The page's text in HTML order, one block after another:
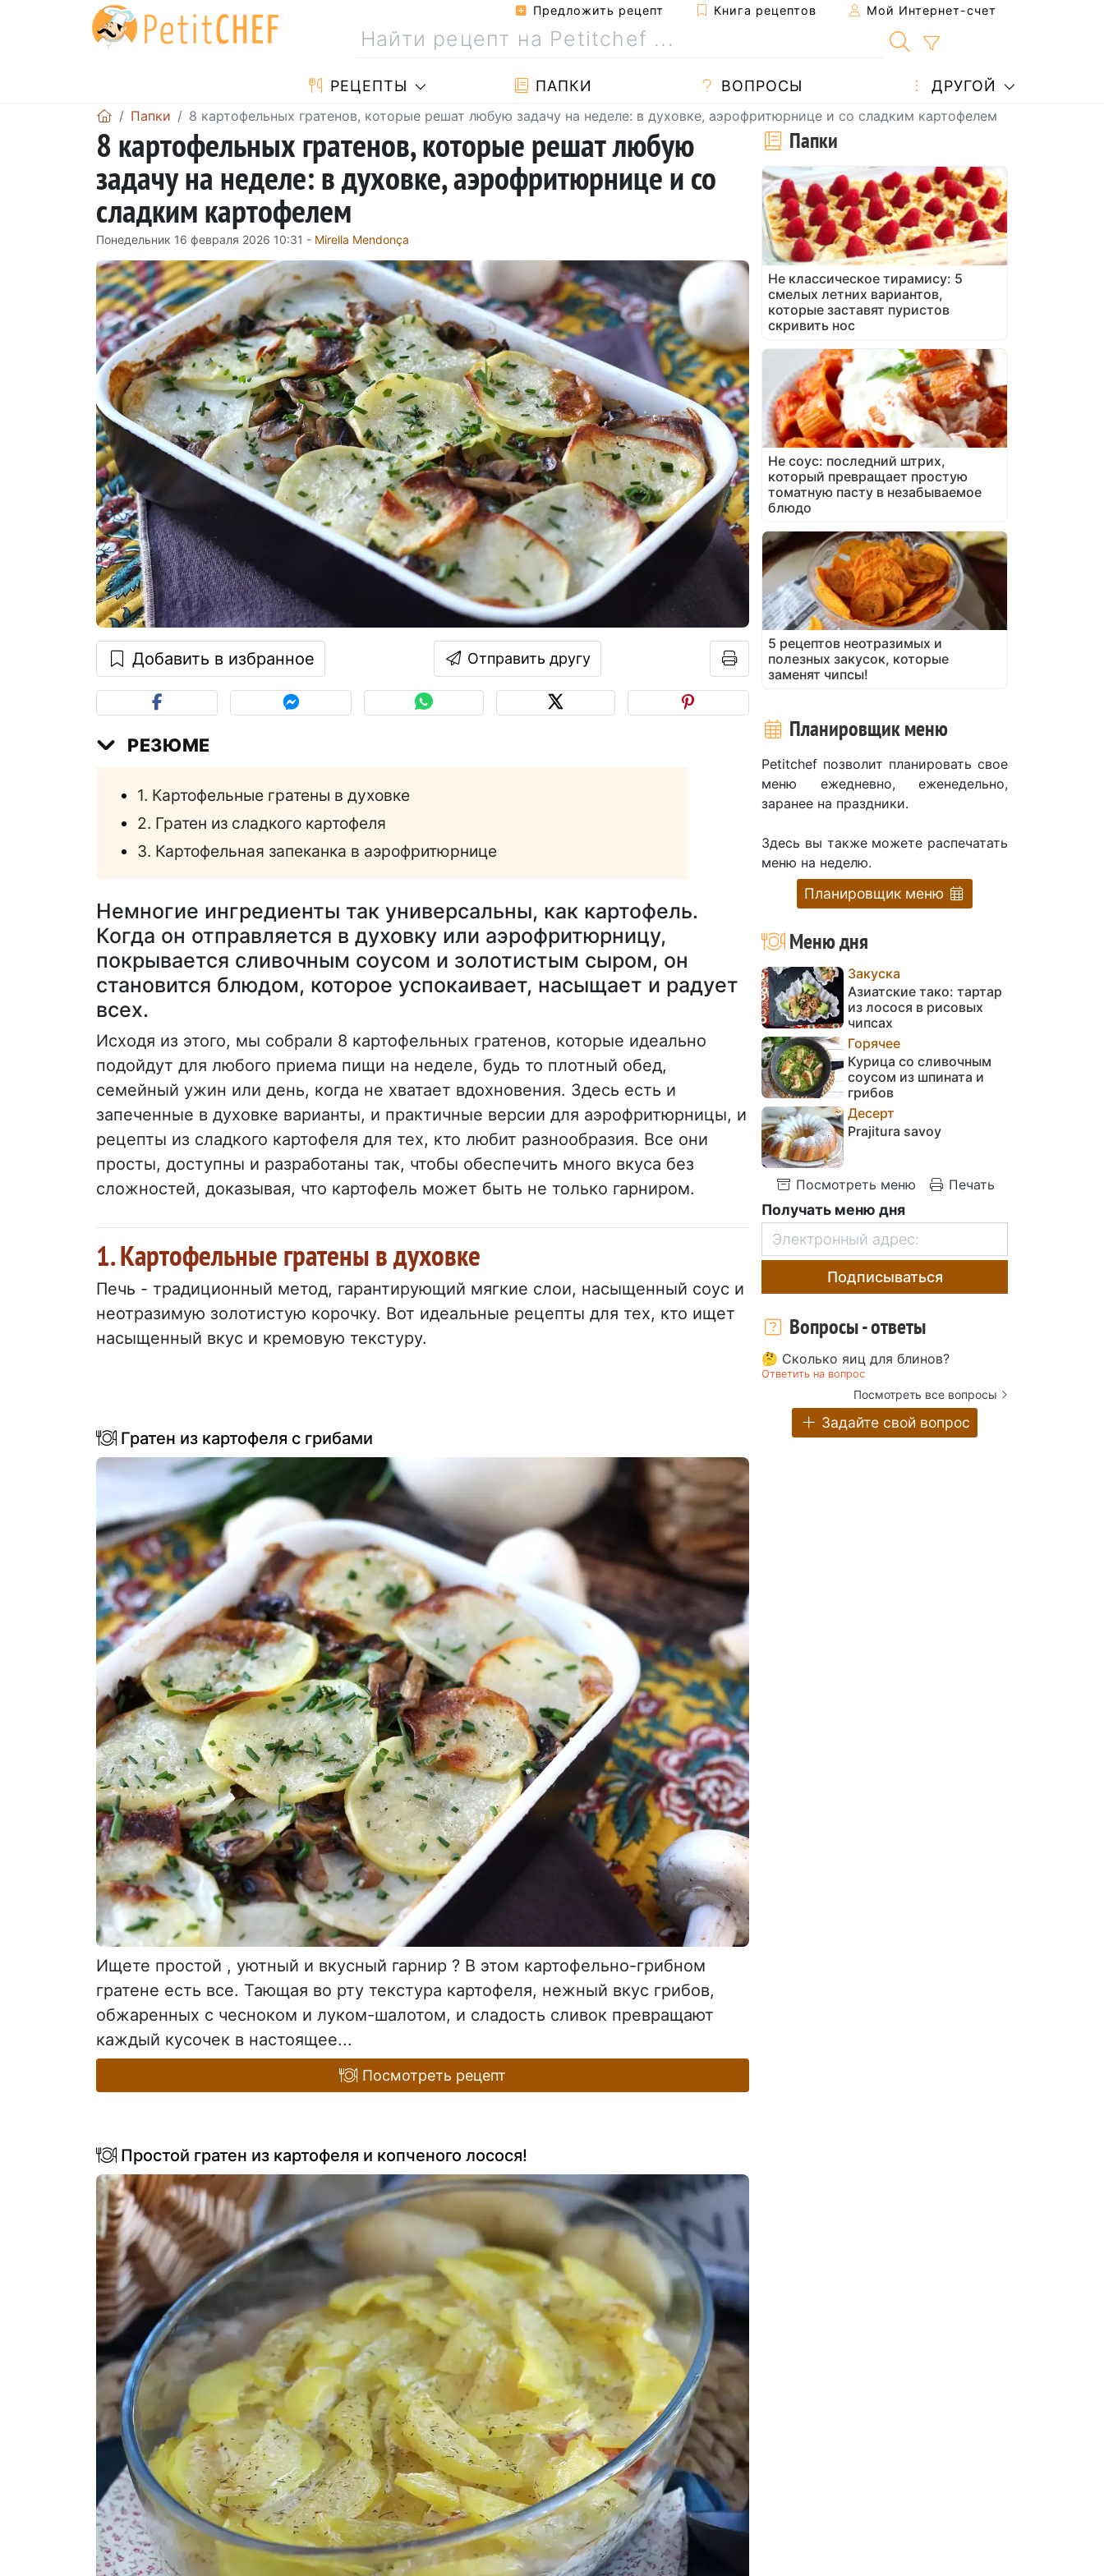
Предложить рецепт Книга рецептов Мой Интернет-счет
PЕЦЕПТЫ ПАПКИ ВОПРОСЫ ДРУГОЙ
Папки 8 картофельных гратенов, которые решат любую задачу на неделе: в духовке, аэрофритюрнице и со сладким картофелем
8 картофельных гратенов, которые решат любую
задачу на неделе: в духовке, аэрофритюрнице и со
сладким картофелем
Понедельник 16 февраля 2026 10:31 - Mirella Mendonça
Добавить в избранное Отправить другу
РЕЗЮМЕ
1. Картофельные гратены в духовке
2. Гратен из сладкого картофеля
3. Картофельная запеканка в аэрофритюрнице
Немногие ингредиенты так универсальны, как картофель.
Когда он отправляется в духовку или аэрофритюрницу,
покрывается сливочным соусом и золотистым сыром, он
становится блюдом, которое успокаивает, насыщает и радует
всех.
Исходя из этого, мы собрали 8 картофельных гратенов, которые идеально
подойдут для любого приема пищи на неделе, будь то плотный обед,
семейный ужин или день, когда не хватает вдохновения. Здесь есть и
запеченные в духовке варианты, и практичные версии для аэрофритюрницы, и
рецепты из сладкого картофеля для тех, кто любит разнообразия. Все они
просты, доступны и разработаны так, чтобы обеспечить много вкуса без
сложностей, доказывая, что картофель может быть не только гарниром.
1. Картофельные гратены в духовке
Печь - традиционный метод, гарантирующий мягкие слои, насыщенный соус и
неотразимую золотистую корочку. Вот идеальные рецепты для тех, кто ищет
насыщенный вкус и кремовую текстуру.
Гратен из картофеля с грибами
Ищете простой , уютный и вкусный гарнир ? В этом картофельно-грибном
гратене есть все. Тающая во рту текстура картофеля, нежный вкус грибов,
обжаренных с чесноком и луком-шалотом, и сладость сливок превращают
каждый кусочек в настоящее...
Посмотреть рецепт
Простой гратен из картофеля и копченого лосося!
Папки
Не классическое тирамису: 5
смелых летних вариантов,
которые заставят пуристов
скривить нос
Не соус: последний штрих,
который превращает простую
томатную пасту в незабываемое
блюдо
5 рецептов неотразимых и
полезных закусок, которые
заменят чипсы!
Планировщик меню
Petitchef позволит планировать свое
меню ежедневно, еженедельно,
заранее на праздники.
Здесь вы также можете распечатать
меню на неделю.
Планировщик меню
Меню дня
Закуска
Азиатские тако: тартар
из лосося в рисовых
чипсах
Горячее
Курица со сливочным
соусом из шпината и
грибов
Десерт
Prajitura savoy
Посмотреть меню Печать
Получать меню дня
Подписываться
Вопросы - ответы
🤔 Сколько яиц для блинов?
Ответить на вопрос
Посмотреть все вопросы
Задайте свой вопрос